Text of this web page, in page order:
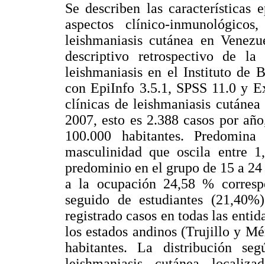
Se describen las características
aspectos clínico-
leishmaniasis cutánea en
descriptivo retrospectivo de
leishmaniasis en el Instituto de
con EpiInfo 3.5.1, SPSS 11.0 y
clínicas de leishmaniasis
2007, esto es 2.388 casos por
100.000 habitantes.
masculinidad que oscila entre
predominio en el grupo de 15 a
a la ocupación 24,58 %
seguido de estudiantes
registrado casos en todas las
los estados andinos (Trujillo y
habitantes. La distribución